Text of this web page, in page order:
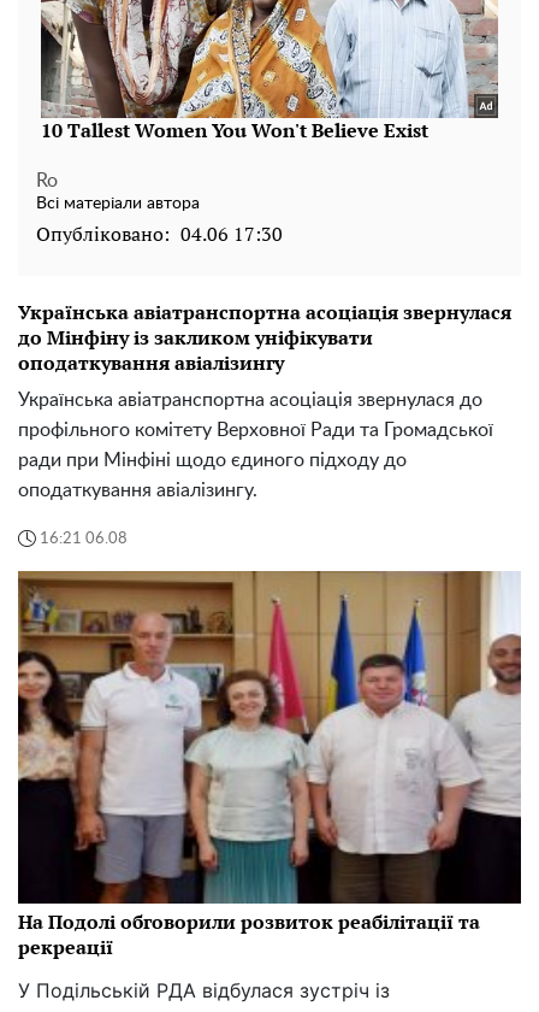
Ro
Всі матеріали автора
Опубліковано: 04.06 17:30
Українська авіатранспортна асоціація звернулася
до Мінфіну із закликом уніфікувати
оподаткування авіалізингу
Українська авіатранспортна асоціація звернулася до
профільного комітету Верховної Ради та Громадської
ради при Мінфіні щодо єдиного підходу до
оподаткування авіалізингу.
16:21 06.08
На Подолі обговорили розвиток реабілітації та
рекреації
У Подільській РДА відбулася зустріч із